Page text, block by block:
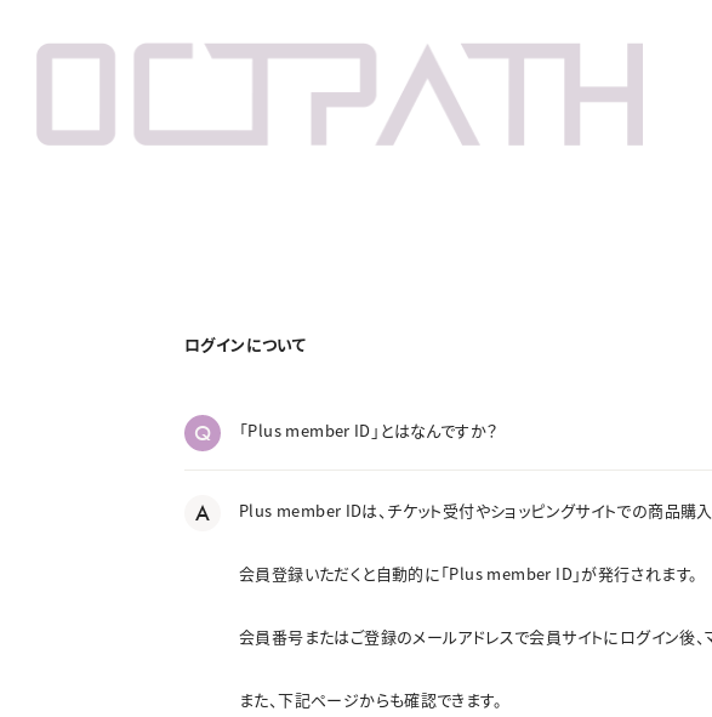
ログインについて
Q 「Plus member ID」とはなんですか？
A Plus member IDは、チケット受付やショッピングサイトでの商品購
会員登録いただくと自動的に「Plus member ID」が発行されます。
会員番号またはご登録のメールアドレスで会員サイトにログイン後
また、下記ページからも確認できます。